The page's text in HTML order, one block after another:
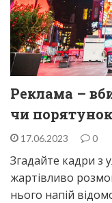
Реклама –
чи
17.06.2023 0
Згадайте кадри з
жартівливо
нього напій